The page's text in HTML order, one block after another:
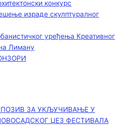
конкурс
израде скулптуралног
уређења Креативног
Лиману
ЗА УКЉУЧИВАЊЕ У
ЏЕЗ ФЕСТИВАЛА